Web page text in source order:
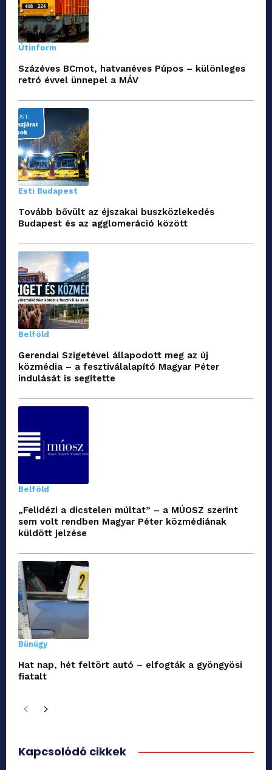
Útinform
Százéves BCmot, hatvanéves Púpos – különleges
retró évvel ünnepel a MÁV
Esti Budapest
Tovább bővült az éjszakai buszközlekedés
Budapest és az agglomeráció között
Belföld
Gerendai Szigetével állapodott meg az új
közmédia – a fesztiválalapító Magyar Péter
indulását is segítette
Belföld
„Felidézi a dicstelen múltat” – a MÚOSZ szerint
sem volt rendben Magyar Péter közmédiának
küldött jelzése
Bűnügy
Hat nap, hét feltört autó – elfogták a gyöngyösi
fiatalt
Kapcsolódó cikkek